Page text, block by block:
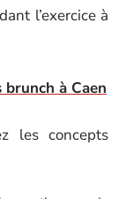
l’exercice à
à Caen
les concepts